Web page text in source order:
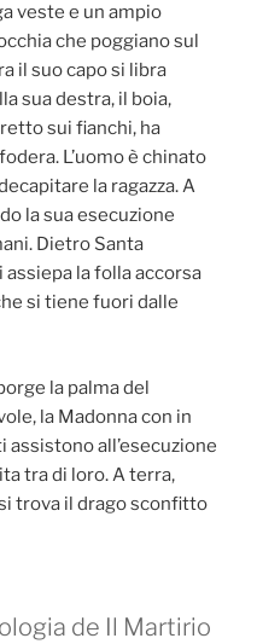
veste e un ampio
che poggiano sul
il suo capo si libra
sua destra, il boia,
sui fianchi, ha
L’uomo è chinato
la ragazza. A
la sua esecuzione
Dietro Santa
assiepa la folla accorsa
si tiene fuori dalle
la palma del
la Madonna con in
assistono all’esecuzione
tra di loro. A terra,
trova il drago sconfitto
de Il Martirio